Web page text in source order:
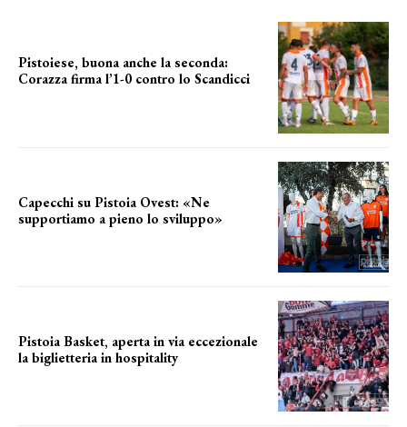
Pistoiese, buona anche la seconda:
Corazza firma l’1-0 contro lo Scandicci
Capecchi su Pistoia Ovest: «Ne
supportiamo a pieno lo sviluppo»
Pistoia Basket, aperta in via eccezionale
la biglietteria in hospitality